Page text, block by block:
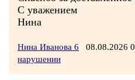
С уважением
Нина
Нина Иванова 6 08.08.2026
нарушении